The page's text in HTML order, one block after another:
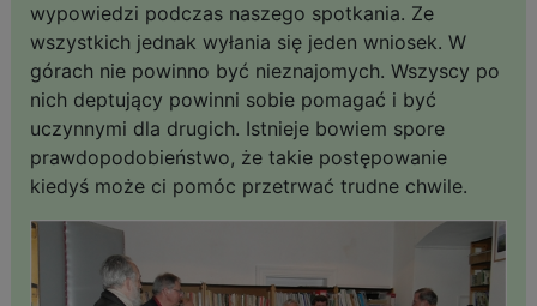
wypowiedzi podczas naszego spotkania. Ze
wszystkich jednak wyłania się jeden wniosek. W
górach nie powinno być nieznajomych. Wszyscy po
nich deptujący powinni sobie pomagać i być
uczynnymi dla drugich. Istnieje bowiem spore
prawdopodobieństwo, że takie postępowanie
kiedyś może ci pomóc przetrwać trudne chwile.